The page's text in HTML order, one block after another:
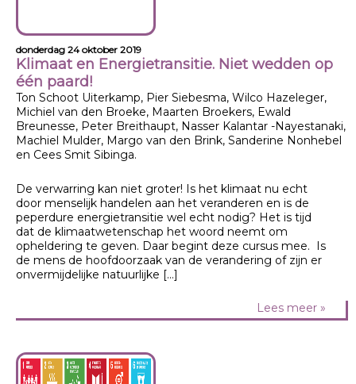
donderdag 24 oktober 2019
Klimaat en Energietransitie. Niet wedden op
één paard!
Ton Schoot Uiterkamp, Pier Siebesma, Wilco Hazeleger,
Michiel van den Broeke, Maarten Broekers, Ewald
Breunesse, Peter Breithaupt, Nasser Kalantar -Nayestanaki,
Machiel Mulder, Margo van den Brink, Sanderine Nonhebel
en Cees Smit Sibinga.
De verwarring kan niet groter! Is het klimaat nu echt
door menselijk handelen aan het veranderen en is de
peperdure energietransitie wel echt nodig? Het is tijd
dat de klimaatwetenschap het woord neemt om
opheldering te geven. Daar begint deze cursus mee. Is
de mens de hoofdoorzaak van de verandering of zijn er
onvermijdelijke natuurlijke […]
Lees meer »